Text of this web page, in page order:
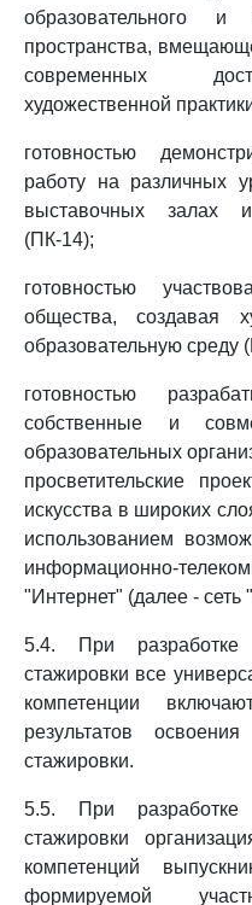
образовательного и
пространства,
современных
художественной
готовностью
работу на различных
выставочных залах
(ПК-14);
готовностью
общества, создавая
образовательную среду
готовностью
собственные и
образовательных
просветительские
искусства в широких
использованием
информационно-
"Интернет" (далее - сеть
5.4. При разработке
стажировки все
компетенции
результатов
стажировки.
5.5. При разработке
стажировки
компетенций
формируемой